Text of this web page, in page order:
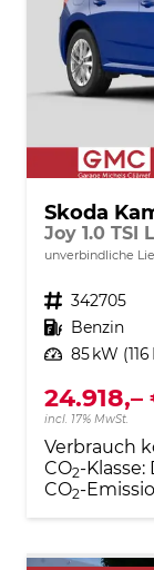
Skoda
Joy 1.0 TSI
unverbindliche
Fahrzeugnr. 342705
Kraftstoff Benzin
Leistung 85 kW (116
24.918,–
incl. 17% MwSt.
Verbrauch
CO2-Klasse:
CO2-